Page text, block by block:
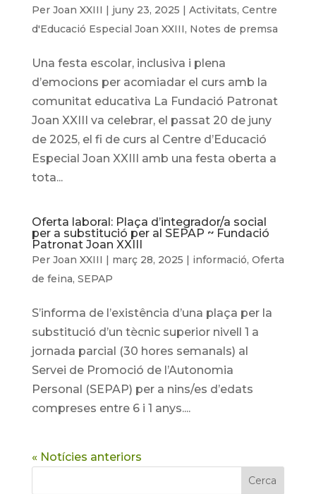
Per Joan XXIII | juny 23, 2025 | Activitats, Centre
d'Educació Especial Joan XXIII, Notes de premsa
Una festa escolar, inclusiva i plena
d’emocions per acomiadar el curs amb la
comunitat educativa La Fundació Patronat
Joan XXIII va celebrar, el passat 20 de juny
de 2025, el fi de curs al Centre d’Educació
Especial Joan XXIII amb una festa oberta a
tota...
Oferta laboral: Plaça d’integrador/a social
per a substitució per al SEPAP ~ Fundació
Patronat Joan XXIII
Per Joan XXIII | març 28, 2025 | informació, Oferta
de feina, SEPAP
S’informa de l’existência d’una plaça per la
substitució d’un tècnic superior nivell 1 a
jornada parcial (30 hores semanals) al
Servei de Promoció de l’Autonomia
Personal (SEPAP) per a nins/es d’edats
compreses entre 6 i 1 anys....
« Notícies anteriors